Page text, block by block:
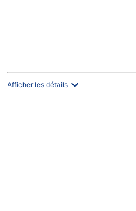
Afficher les détails